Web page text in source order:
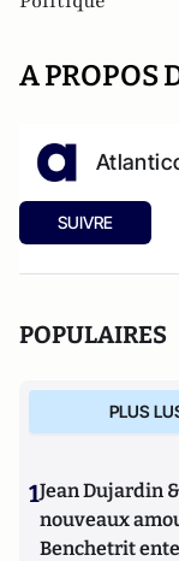
A PROPOS
SUIVRE
POPULAIRES
PLUS
1Jean Dujardin
nouveaux
Benchetrit